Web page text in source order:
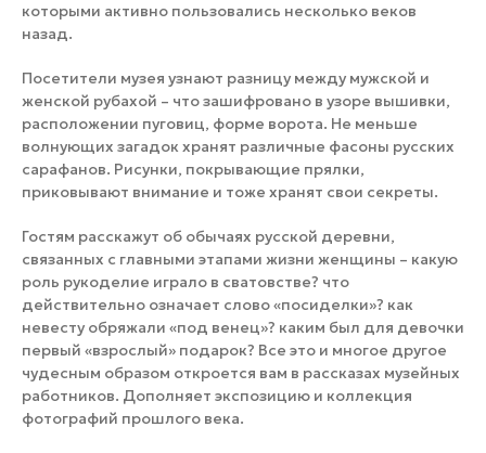
которыми активно пользовались несколько веков
назад.
Посетители музея узнают разницу между мужской и
женской рубахой – что зашифровано в узоре вышивки,
расположении пуговиц, форме ворота. Не меньше
волнующих загадок хранят различные фасоны русских
сарафанов. Рисунки, покрывающие прялки,
приковывают внимание и тоже хранят свои секреты.
Гостям расскажут об обычаях русской деревни,
связанных с главными этапами жизни женщины – какую
роль рукоделие играло в сватовстве? что
действительно означает слово «посиделки»? как
невесту обряжали «под венец»? каким был для девочки
первый «взрослый» подарок? Все это и многое другое
чудесным образом откроется вам в рассказах музейных
работников. Дополняет экспозицию и коллекция
фотографий прошлого века.